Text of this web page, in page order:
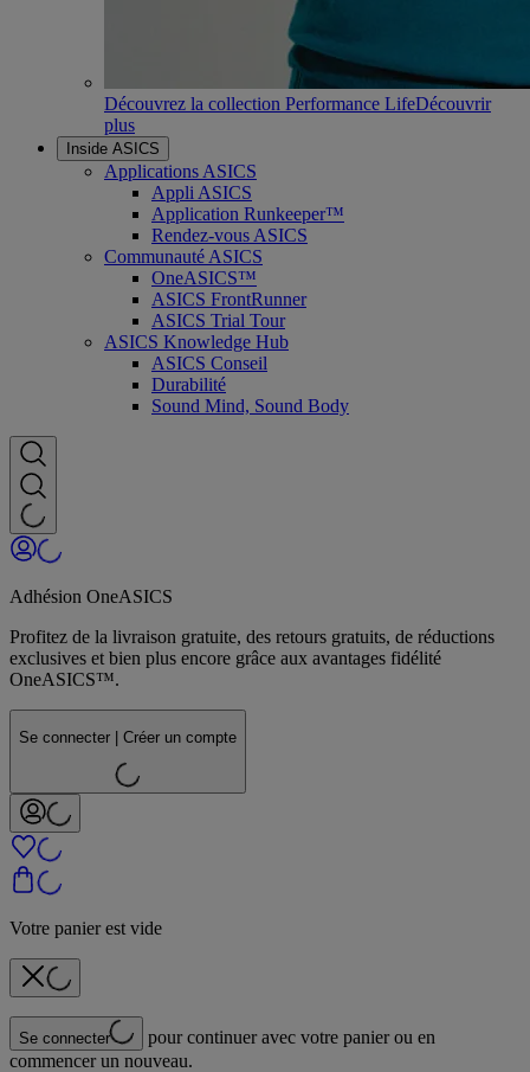
Découvrez la collection Performance LifeDécouvrir
plus
Inside ASICS
Applications ASICS
Appli ASICS
Application Runkeeper™
Rendez-vous ASICS
Communauté ASICS
OneASICS™
ASICS FrontRunner
ASICS Trial Tour
ASICS Knowledge Hub
ASICS Conseil
Durabilité
Sound Mind, Sound Body
Adhésion OneASICS
Profitez de la livraison gratuite, des retours gratuits, de réductions
exclusives et bien plus encore grâce aux avantages fidélité
OneASICS™.
Se connecter | Créer un compte
Votre panier est vide
Se connecter
pour continuer avec votre panier ou en
commencer un nouveau.